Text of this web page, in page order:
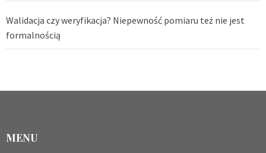
Walidacja czy weryfikacja? Niepewność pomiaru też nie jest
formalnością
MENU